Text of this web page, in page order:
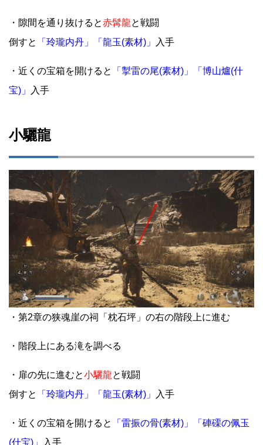
・隙間を通り抜けると赤髯龍と戦闘
倒すと
「玲瓏内丹」「龍玉(素材)」 入手
・近くの宝箱を開けると
「掣雷の尾(素材)」「博山爐(什
宝)」
入手
小驪龍
・第2章の狭魂崖の祠「枕石坪」の右の階段上に進む
・階段上にある滝を調べる
・扉の先に進むと小驪龍と戦闘
倒すと
「玲瓏内丹」「龍玉(素材)」 入手
・近くの宝箱を開けると
「雷振の骨(素材)」「硨磲の佩玉
(什宝)」
入手